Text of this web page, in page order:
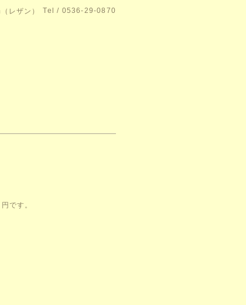
レザン） Tel / 0536-29-0870
です。